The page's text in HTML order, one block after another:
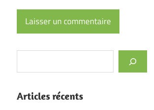
Articles récents